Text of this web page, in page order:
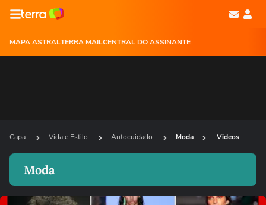
MAPA ASTRALTERRA MAILCENTRAL DO ASSINANTE
Capa Vida e Estilo Autocuidado Moda Videos
Moda